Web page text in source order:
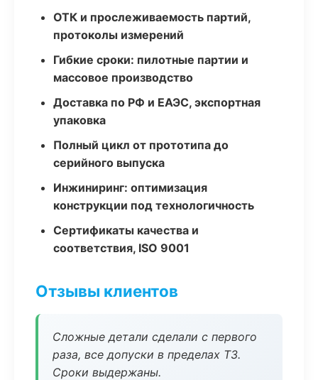
ОТК и прослеживаемость партий,
протоколы измерений
Гибкие сроки: пилотные партии и
массовое производство
Доставка по РФ и ЕАЭС, экспортная
упаковка
Полный цикл от прототипа до
серийного выпуска
Инжиниринг: оптимизация
конструкции под технологичность
Сертификаты качества и
соответствия, ISO 9001
Отзывы клиентов
Сложные детали сделали с первого
раза, все допуски в пределах ТЗ.
Сроки выдержаны.